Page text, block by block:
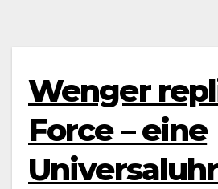
Wenger
Force – eine